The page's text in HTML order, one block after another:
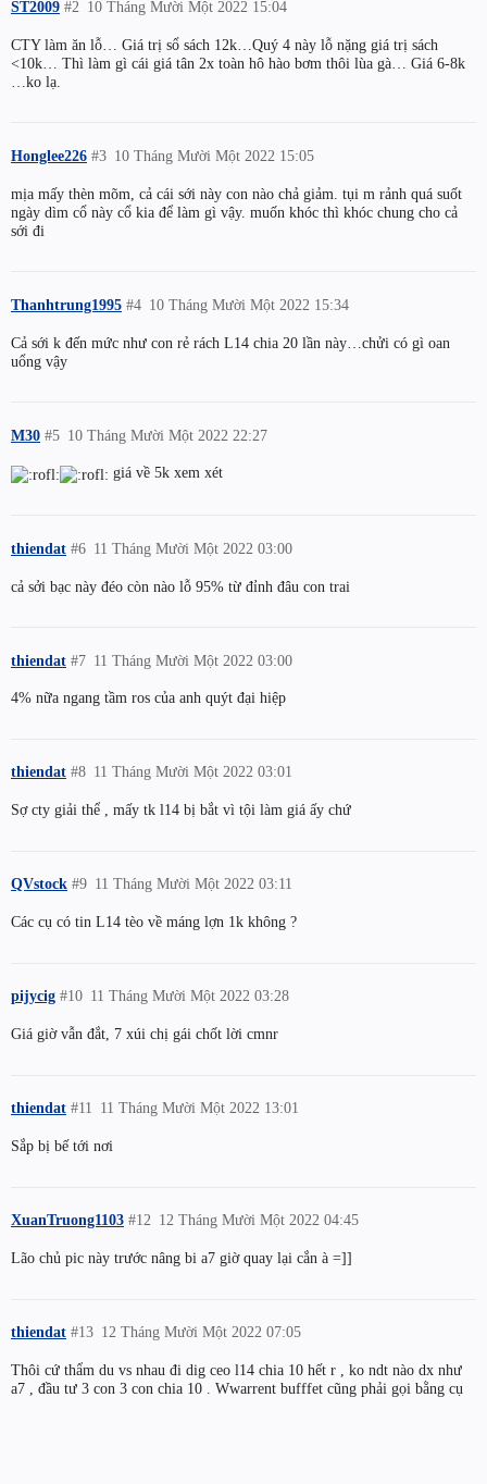
ST2009 10 Tháng Mười Một 2022 15:04
#2
CTY làm ăn lỗ… Giá trị sổ sách 12k…Quý 4 này lỗ nặng giá trị sách
<10k… Thì làm gì cái giá tân 2x toàn hô hào bơm thôi lùa gà… Giá 6-8k
…ko lạ.
Honglee226 10 Tháng Mười Một 2022 15:05
#3
mịa mấy thèn mõm, cả cái sới này con nào chả giảm. tụi m rảnh quá suốt
ngày dìm cổ này cổ kia để làm gì vậy. muốn khóc thì khóc chung cho cả
sới đi
Thanhtrung1995 10 Tháng Mười Một 2022 15:34
#4
Cả sới k đến mức như con rẻ rách L14 chia 20 lần này…chửi có gì oan
uổng vậy
M30 10 Tháng Mười Một 2022 22:27
#5
giá về 5k xem xét
thiendat 11 Tháng Mười Một 2022 03:00
#6
cả sởi bạc này đéo còn nào lỗ 95% từ đỉnh đâu con trai
thiendat 11 Tháng Mười Một 2022 03:00
#7
4% nữa ngang tầm ros của anh quýt đại hiệp
thiendat 11 Tháng Mười Một 2022 03:01
#8
Sợ cty giải thể , mấy tk l14 bị bắt vì tội làm giá ấy chứ
QVstock 11 Tháng Mười Một 2022 03:11
#9
Các cụ có tin L14 tèo về máng lợn 1k không ?
pijycig 11 Tháng Mười Một 2022 03:28
#10
Giá giờ vẫn đắt, 7 xúi chị gái chốt lời cmnr
thiendat 11 Tháng Mười Một 2022 13:01
#11
Sắp bị bế tới nơi
XuanTruong1103 12 Tháng Mười Một 2022 04:45
#12
Lão chủ pic này trước nâng bi a7 giờ quay lại cắn à =]]
thiendat 12 Tháng Mười Một 2022 07:05
#13
Thôi cứ thẩm du vs nhau đi dig ceo l14 chia 10 hết r , ko ndt nào dx như
a7 , đầu tư 3 con 3 con chia 10 . Wwarrent bufffet cũng phải gọi bằng cụ